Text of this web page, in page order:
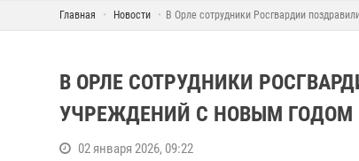
Главная Новости В Орле сотрудники Росгвардии
В ОРЛЕ СОТРУДНИКИ
УЧРЕЖДЕНИЙ С НОВЫМ ГОДОМ
02 января 2026, 09:22